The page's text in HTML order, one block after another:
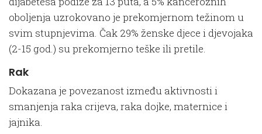
oboljenja uzrokovano je prekomjernom težinom u
svim stupnjevima. Čak 29% ženske djece i djevojaka
(2-15 god.) su prekomjerno teške ili pretile.
Rak
Dokazana je povezanost između aktivnosti i
smanjenja raka crijeva, raka dojke, maternice i
jajnika.